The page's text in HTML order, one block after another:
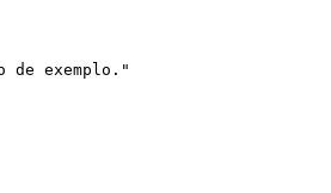
de exemplo."